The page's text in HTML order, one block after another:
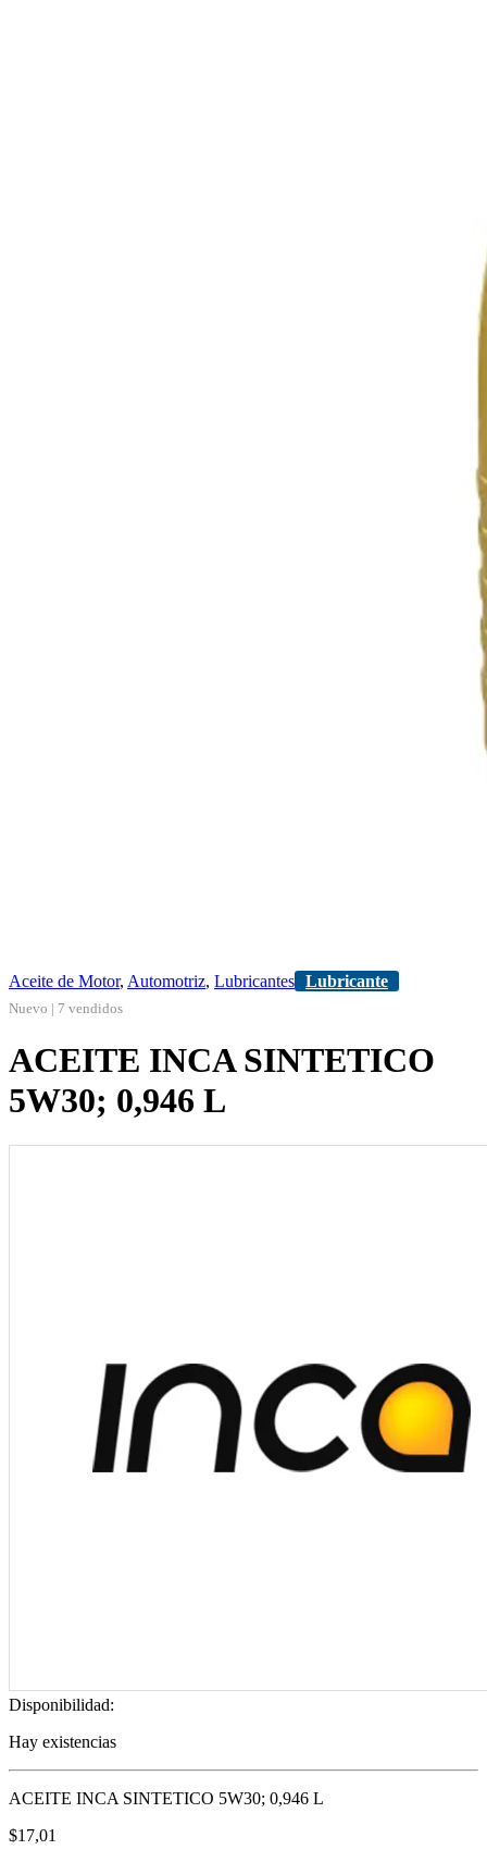
Aceite de Motor, Automotriz, Lubricantes Lubricante
Nuevo | 7 vendidos
ACEITE INCA SINTETICO
5W30; 0,946 L
Disponibilidad:
Hay existencias
ACEITE INCA SINTETICO 5W30; 0,946 L
$17,01